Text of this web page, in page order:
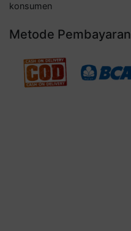
konsumen
Metode Pembayaran